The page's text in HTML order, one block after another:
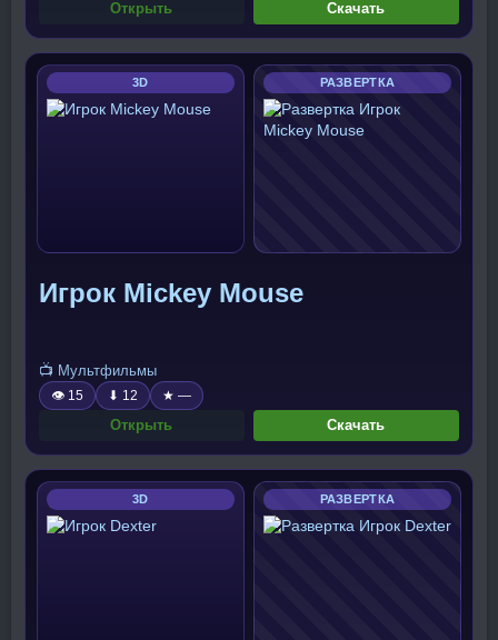
Открыть Скачать
3D РАЗВЕРТКА
Игрок Mickey Mouse
📺 Мультфильмы
👁 15 ⬇ 12 ★ —
Открыть Скачать
3D РАЗВЕРТКА